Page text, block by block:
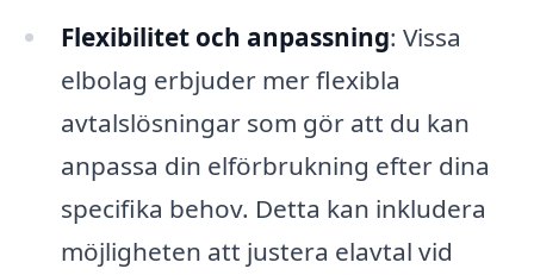
Flexibilitet och anpassning: Vissa
elbolag erbjuder mer flexibla
avtalslösningar som gör att du kan
anpassa din elförbrukning efter dina
specifika behov. Detta kan inkludera
möjligheten att justera elavtal vid